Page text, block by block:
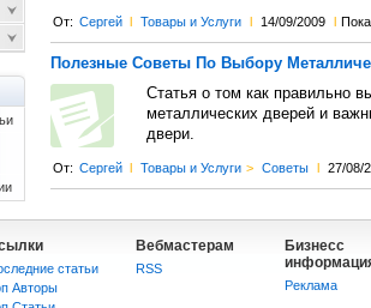
От: Сергей l Товары и Услуги l 14/09/2009 l
Полезные Советы По Выбору
Статья о том как правильно
металлических дверей и
двери.
От: Сергей l Товары и Услуги > Советы l 27/08/
статьи
Авторы
Вебмастерам
RSS
Бизнесс
Реклама